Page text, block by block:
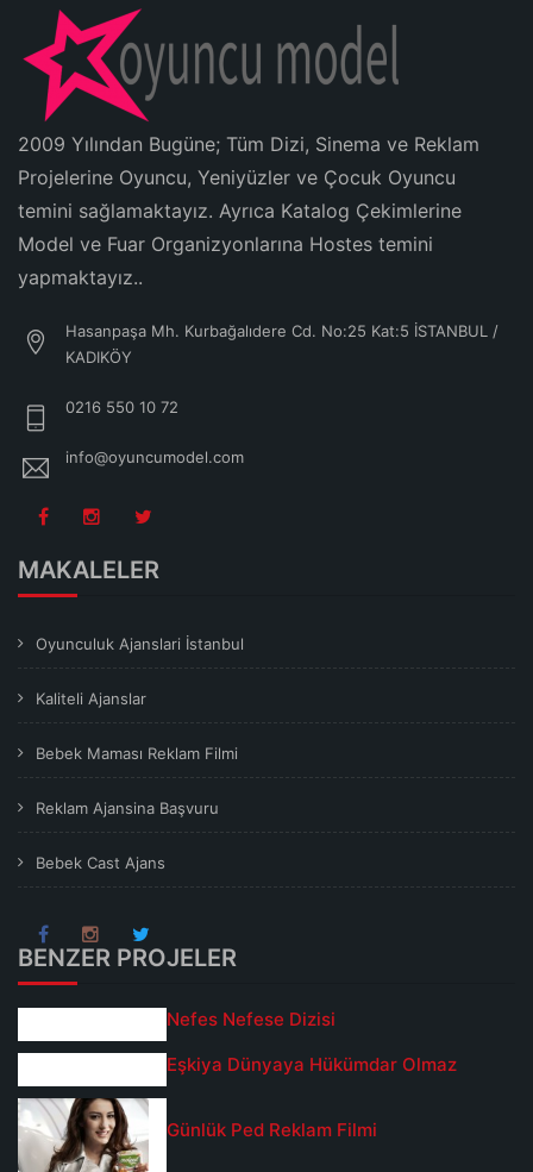
2009 Yılından Bugüne; Tüm Dizi, Sinema ve Reklam
Projelerine Oyuncu, Yeniyüzler ve Çocuk Oyuncu
temini sağlamaktayız. Ayrıca Katalog Çekimlerine
Model ve Fuar Organizyonlarına Hostes temini
yapmaktayız..
Hasanpaşa Mh. Kurbağalıdere Cd. No:25 Kat:5 İSTANBUL /
KADIKÖY
0216 550 10 72
info@oyuncumodel.com
MAKALELER
Oyunculuk Ajanslari İstanbul
Kaliteli Ajanslar
Bebek Maması Reklam Filmi
Reklam Ajansina Başvuru
Bebek Cast Ajans
BENZER PROJELER
Nefes Nefese Dizisi
Eşkiya Dünyaya Hükümdar Olmaz
Günlük Ped Reklam Filmi